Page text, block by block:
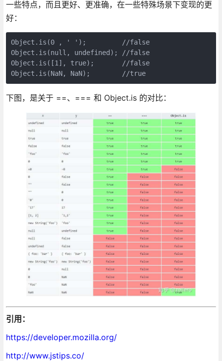
一些特点，而且更好、更准确，在一些特殊场景下变现的更
好：
Object.is(0 , ' ');         //false
Object.is(null, undefined); //false
Object.is([1], true);       //false
Object.is(NaN, NaN);        //true
下图，是关于 ==、=== 和 Object.is 的对比：
引用：
https://developer.mozilla.org/
http://www.jstips.co/